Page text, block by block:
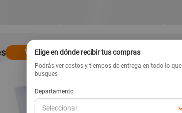
Ver todo
Elige en dónde recibir tus compras
Podrás ver costos y tiempos de entrega en todo lo que
busques
Departamento
Seleccionar